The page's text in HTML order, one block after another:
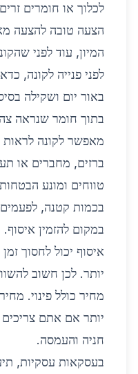
לכלוך או חומרים
הצעה טובה להצעה
המיון, עוד לפני
לפני פנייה לקונה,
באור יום ושקילה
בתוך חומר שנראה
מאפשר לקונה לראות
ברזים, מחברים או
טווחים ומונע
בכמות קטנה,
במקום להזמין איסוף.
איסוף יכול לחסוך
יותר. לכן חשוב
מחיר כולל פינוי.
יותר אם אתם
חניה והעמסה.
בעסקאות עסקיות,